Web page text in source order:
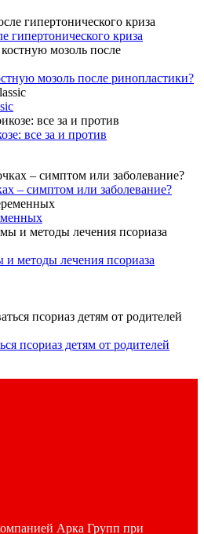
гипертонического криза
мозоль после ринопластики?
все за и против
– симптом или заболевание?
методы лечения псориаза
псориаз детям от родителей
Арка Групп при